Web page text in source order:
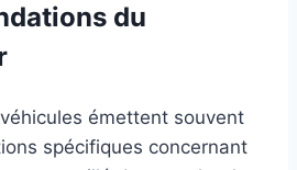
du
émettent souvent
spécifiques concernant